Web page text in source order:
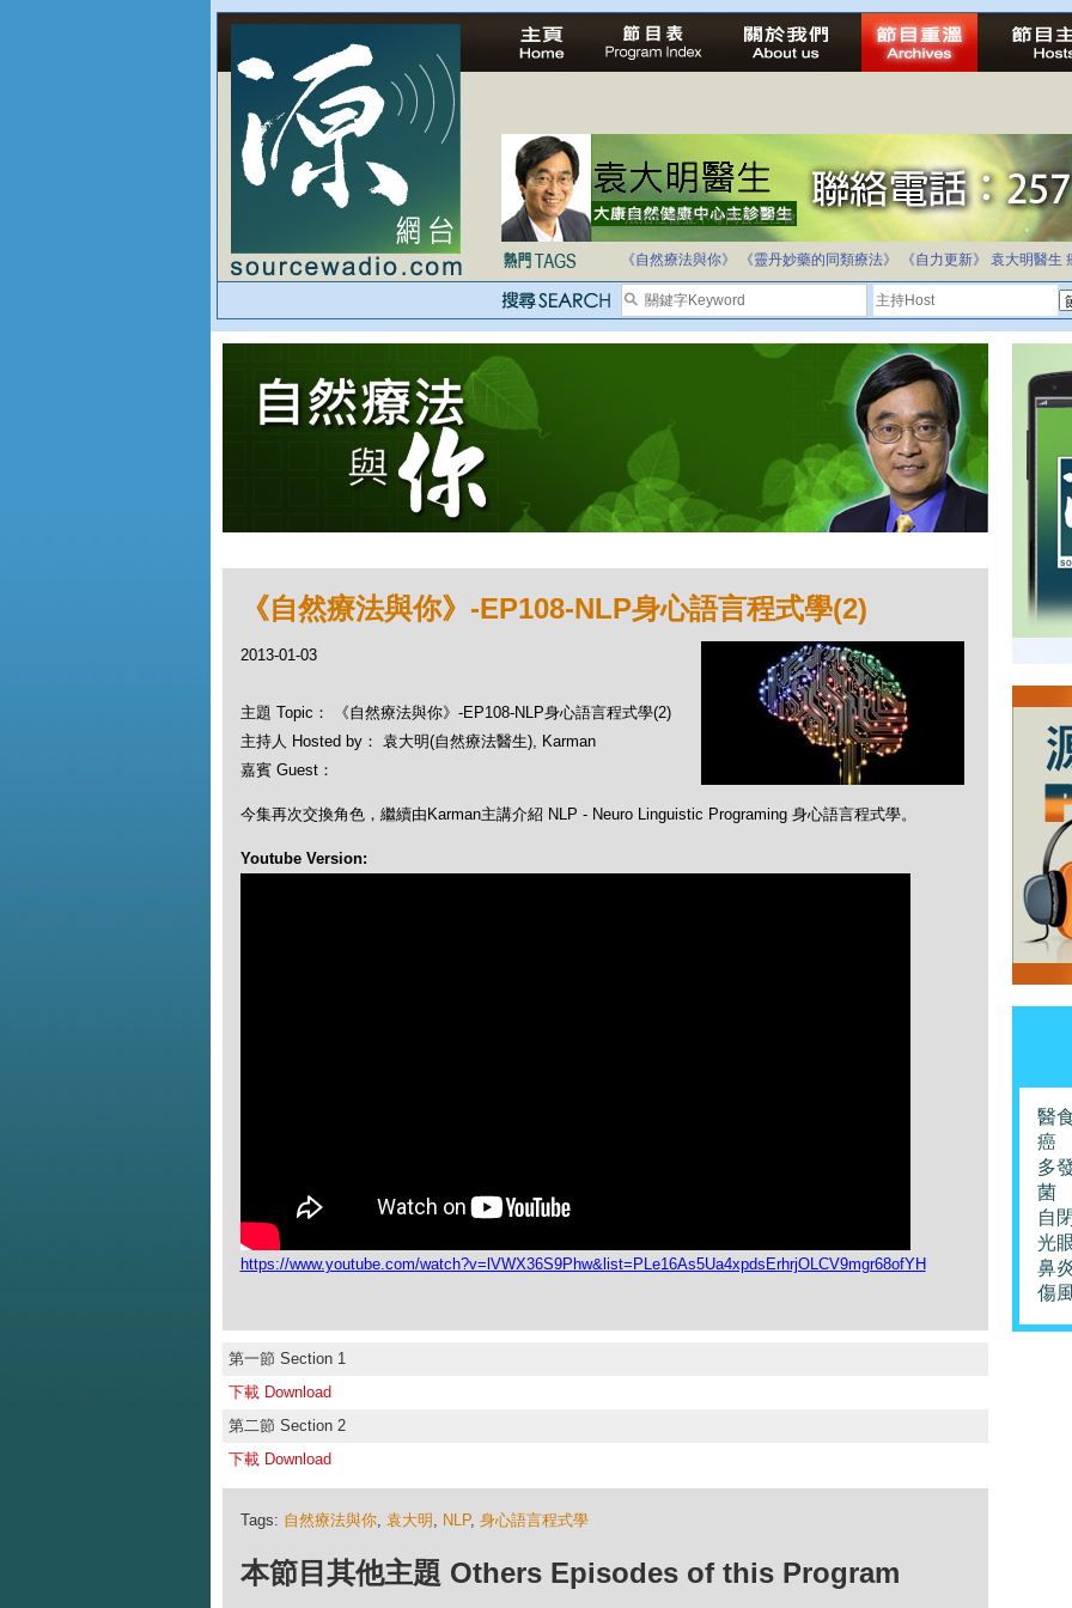
法治社會並不等同公正社會
自家教育合法化-推動多元化教育，全民學卷制
《自然療法與你》 《靈丹妙藥的同類療法》 《自力更新》 袁大明醫生
《自然療法與你》-EP108-NLP身心語言程式學(2)
2013-01-03
主題 Topic： 《自然療法與你》-EP108-NLP身心語言程式學(2)
主持人 Hosted by： 袁大明(自然療法醫生), Karman
嘉賓 Guest：
今集再次交換角色，繼續由Karman主講介紹 NLP - Neuro Linguistic Programing 身心語言程式學。
Youtube Version:
https://www.youtube.com/watch?v=lVWX36S9Phw&list=PLe16As5Ua4xpdsErhrjOLCV9mgr68ofYH
第一節 Section 1
下載 Download
第二節 Section 2
下載 Download
Tags: 自然療法與你, 袁大明 , NLP, 身心語言程式學
本節目其他主題 Others Episodes of this Program
醫
癌
多
菌
自
光
鼻
傷